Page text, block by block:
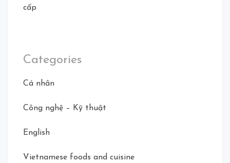
cấp
Categories
Cá nhân
Công nghệ – Kỹ thuật
English
Vietnamese foods and cuisine